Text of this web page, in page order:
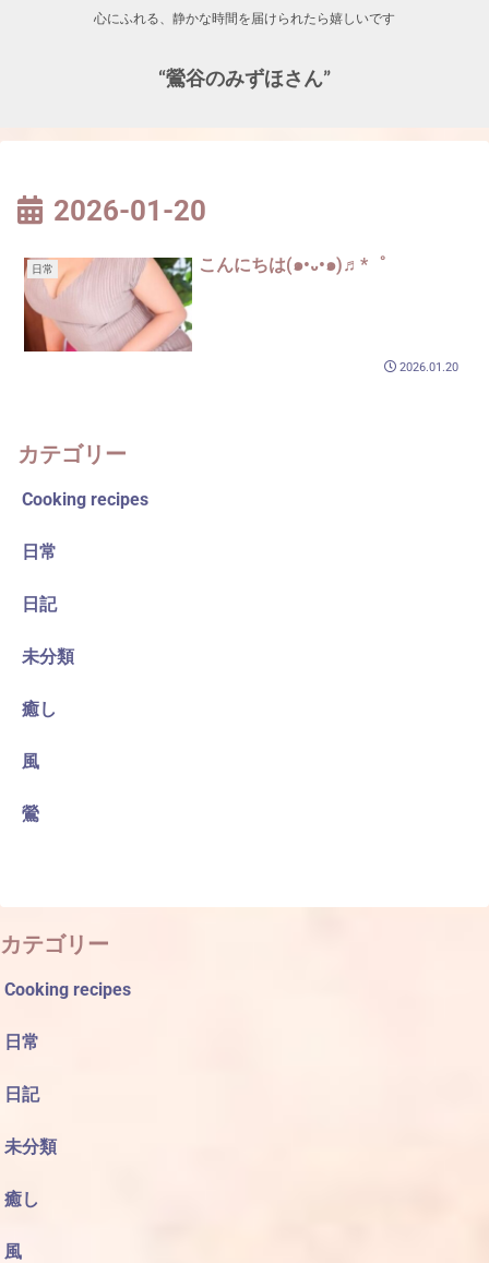
心にふれる、静かな時間を届けられたら嬉しいです
“鶯谷のみずほさん”
2026-01-20
日常 こんにちは(๑•᎑•๑)♬*゜
2026.01.20
カテゴリー
Cooking recipes
日常
日記
未分類
癒し
風
鶯
カテゴリー
Cooking recipes
日常
日記
未分類
癒し
風